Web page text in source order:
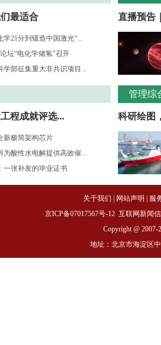
最适合
学21分到锻造中国激光“...
坛“电化学储氢”召开
学部征集重大非共识项目...
程成就评选...
新极简架构芯片
为酸性水电解提供高效催...
一张补发的毕业证书
直播预告
管理综
科研绘图
关于我们 网站声明
服
京ICP备07017567号-12 互联网新闻
Copyright @ 2007-
地址：北京市海淀区